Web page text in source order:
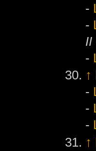
-
-
II
-
↑
-
-
-
↑